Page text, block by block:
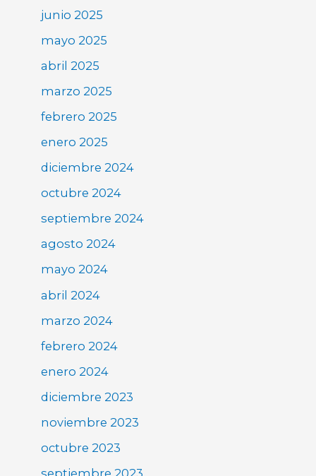
junio 2025
mayo 2025
abril 2025
marzo 2025
febrero 2025
enero 2025
diciembre 2024
octubre 2024
septiembre 2024
agosto 2024
mayo 2024
abril 2024
marzo 2024
febrero 2024
enero 2024
diciembre 2023
noviembre 2023
octubre 2023